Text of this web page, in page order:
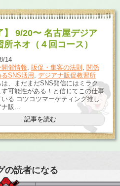
】 9/20〜 名古屋デジア
所ネオ（４回コース）
14
催情報, 販促・集客の法則 , 関係
SNS活用 , デジアナ販促教習所
は、まだまだSNS発信にはミラク
す可能性がある！と信じてこの仕事
いる コツコツマーケティング推し
ナ販...
記事を読む
の読者になる